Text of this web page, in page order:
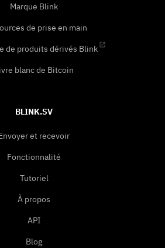
Marque Blink
de prise en main
de produits dérivés Blink
blanc de Bitcoin
BLINK.SV
et recevoir
Fonctionnalité
Tutoriel
À propos
API
Blog